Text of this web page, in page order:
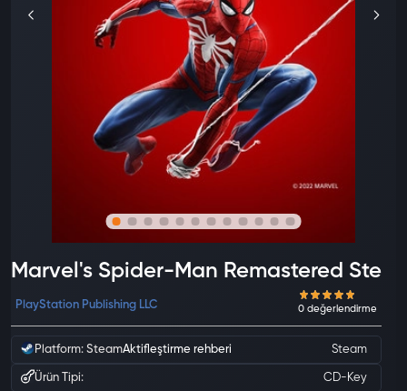
Marvel's Spider-Man Remastered
PlayStation Publishing LLC
Platform: SteamAktifleştirme rehberi Steam
Ürün Tipi: CD-Key